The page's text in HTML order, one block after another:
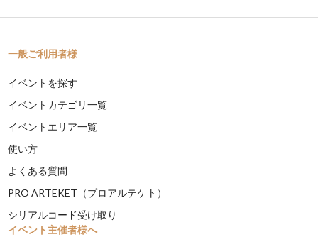
一般ご利用者様
イベントを探す
イベントカテゴリ一覧
イベントエリア一覧
使い方
よくある質問
PRO ARTEKET（プロアルテケト）
シリアルコード受け取り
イベント主催者様へ